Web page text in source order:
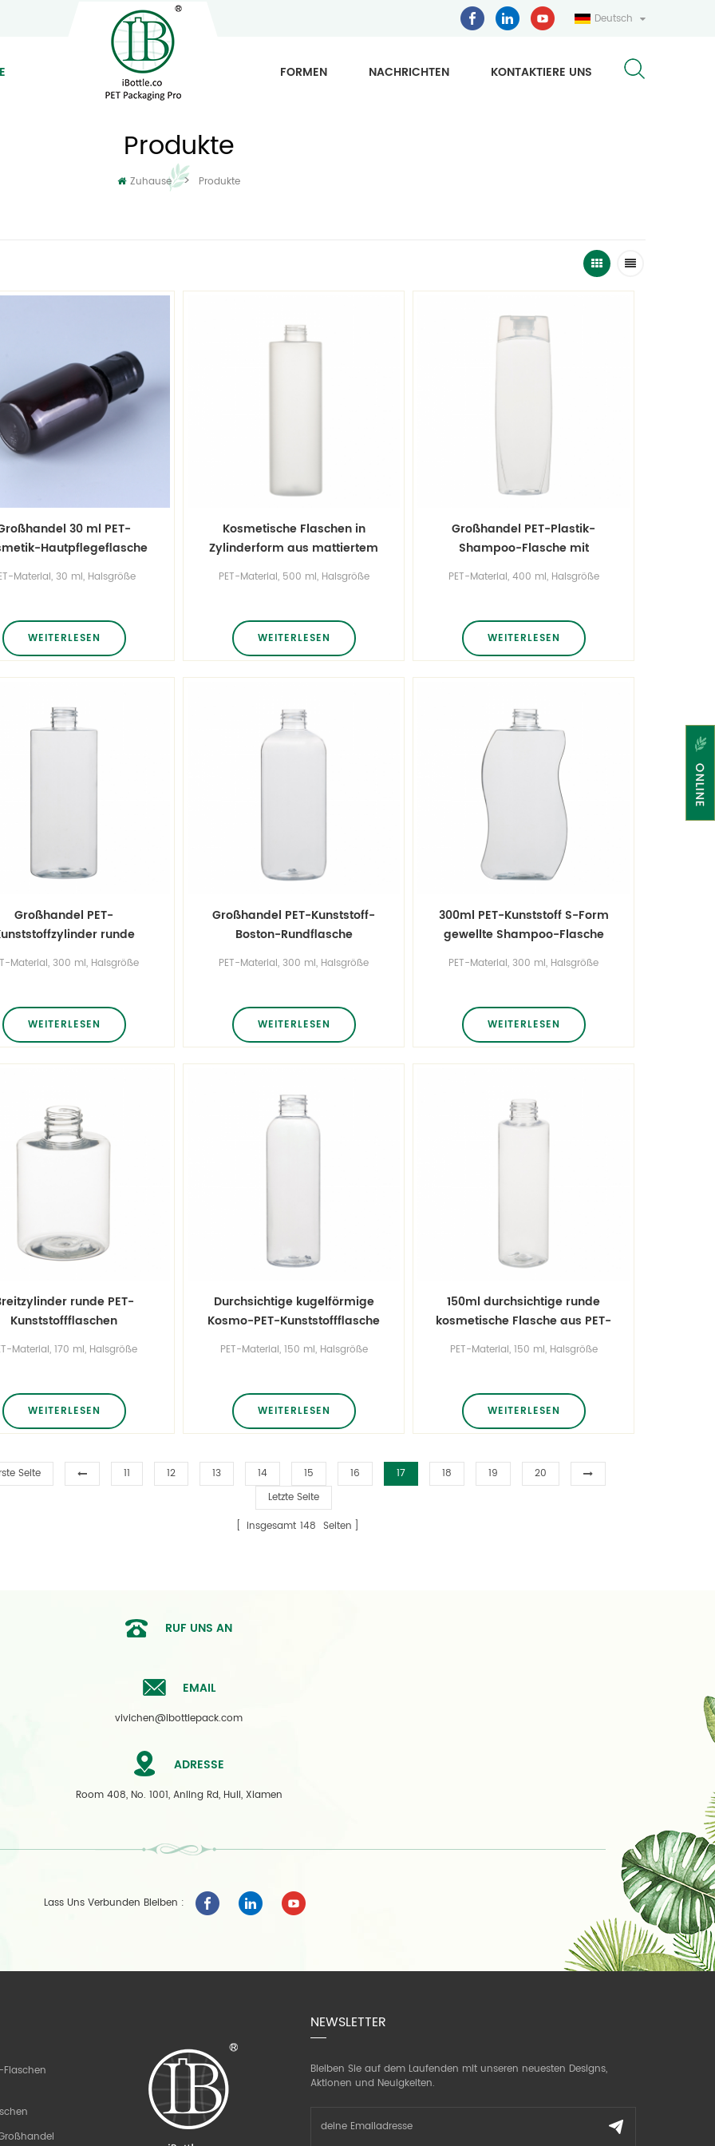
Deutsch
FORMEN NACHRICHTEN KONTAKTIERE UNS
Produkte
Zuhause > Produkte
30 ml PET-
Hautpflegeflasche
Klappverschluss
Material, 30 ml, Halsgröße
WEITERLESEN
Kosmetische Flaschen in
Zylinderform aus mattiertem
PET-Material, 500 ml, Halsgröße
WEITERLESEN
Großhandel PET-Plastik-
Shampoo-Flasche mit
PET-Material, 400 ml, Halsgröße
WEITERLESEN
Großhandel PET-
runde
Material, 300 ml, Halsgröße
WEITERLESEN
Großhandel PET-Kunststoff-
Boston-Rundflasche
PET-Material, 300 ml, Halsgröße
WEITERLESEN
300ml PET-Kunststoff S-Form
gewellte Shampoo-Flasche
PET-Material, 300 ml, Halsgröße
WEITERLESEN
runde PET-
Kunststoffflaschen
Material, 170 ml, Halsgröße
WEITERLESEN
Durchsichtige kugelförmige
Kosmo-PET-Kunststoffflasche
PET-Material, 150 ml, Halsgröße
WEITERLESEN
150ml durchsichtige runde
kosmetische Flasche aus PET-
PET-Material, 150 ml, Halsgröße
WEITERLESEN
Seite 11 12 13 14 15 16 17 18 19
20
Letzte Seite
insgesamt 148 Seiten
RUF UNS AN
EMAIL
vivichen@ibottlepack.com
ADRESSE
Room 408, No. 1001, Anling Rd, Huli, Xiamen
Lass Uns Verbunden Bleiben :
NEWSLETTER
Bleiben Sie auf dem Laufenden mit unseren neuesten Designs,
Aktionen und Neuigkeiten.